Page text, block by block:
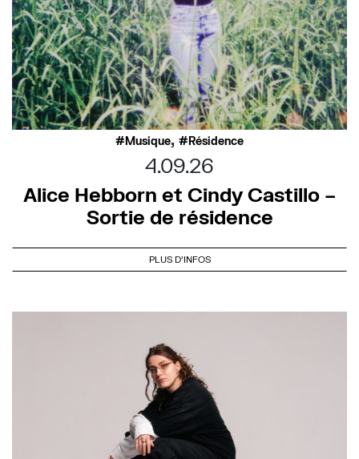
Musique, Résidence
4.09.26
Alice Hebborn et Cindy Castillo –
Sortie de résidence
PLUS D'INFOS